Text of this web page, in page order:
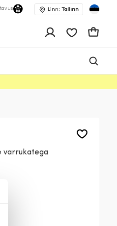
Linn: Tallinn
varrukatega